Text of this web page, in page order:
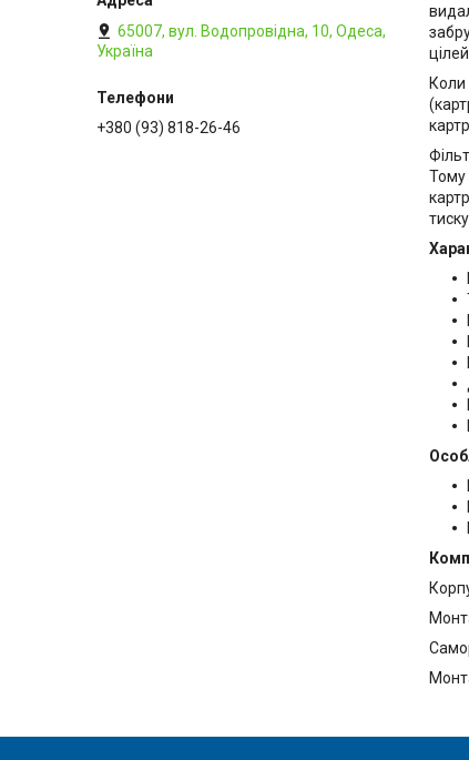
цілей.
Коли
Тому
65007, вул. Водопровідна, 10, Одеса,
Україна
+380 (93) 818-26-46